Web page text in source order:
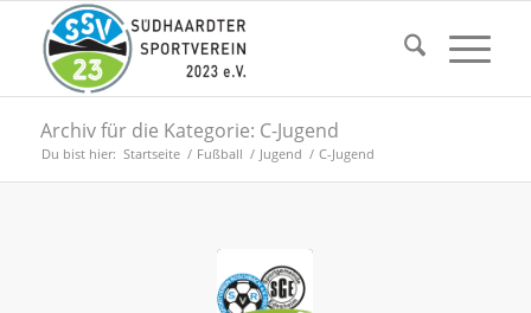
Archiv für die Kategorie: C-Jugend
Du bist hier: Startseite / Fußball / Jugend / C-Jugend